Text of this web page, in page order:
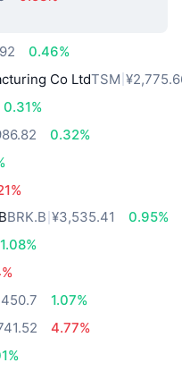
0.46%
Co LtdTSM
0.31%
0.32%
BRK.B ¥3,535.41
0.95%
1.08%
1.07%
4.77%